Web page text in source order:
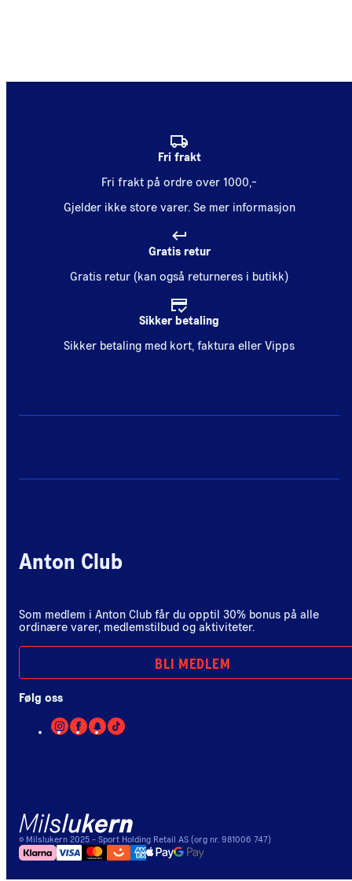
Fri frakt
Fri frakt på ordre over 1000,-
Gjelder ikke store varer. Se mer informasjon
Gratis retur
Gratis retur (kan også returneres i butikk)
Sikker betaling
Sikker betaling med kort, faktura eller Vipps
Anton Club
Som medlem i Anton Club får du opptil 30% bonus på alle
ordinære varer, medlemstilbud og aktiviteter.
BLI MEDLEM
Følg oss
© Milslukern 2025 - Sport Holding Retail AS (org nr. 981006 747)